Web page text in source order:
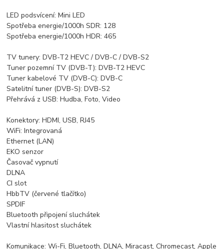
LED podsvícení: Mini LED
Spotřeba energie/1000h SDR: 128
Spotřeba energie/1000h HDR: 465
TV tunery: DVB-T2 HEVC / DVB-C / DVB-S2
Tuner pozemní TV (DVB-T): DVB-T2 HEVC
Tuner kabelové TV (DVB-C): DVB-C
Satelitní tuner (DVB-S): DVB-S2
Přehrává z USB: Hudba, Foto, Video
Konektory: HDMI, USB, RJ45
WiFi: Integrovaná
Ethernet (LAN)
EKO senzor
Časovač vypnutí
DLNA
CI slot
HbbTV (červené tlačítko)
SPDIF
Bluetooth připojení sluchátek
Vlastní hlasitost sluchátek
Komunikace: Wi-Fi, Bluetooth, DLNA, Miracast, Chromecast, Apple